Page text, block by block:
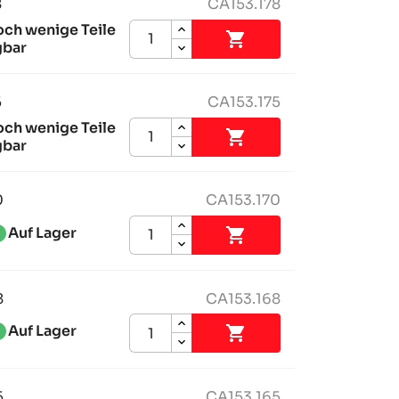
CA153.178
wenige Teile

CA153.175
wenige Teile

CA153.170
Auf Lager 
CA153.168
Auf Lager 